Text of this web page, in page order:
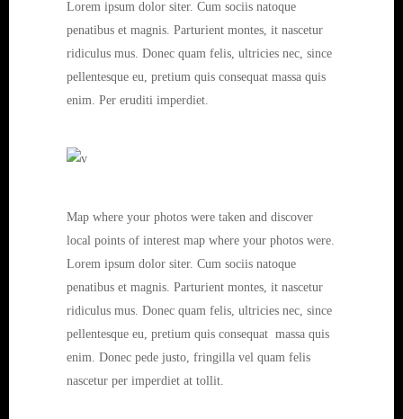
Lorem ipsum dolor siter. Cum sociis natoque
penatibus et magnis. Parturient montes, it nascetur
ridiculus mus. Donec quam felis, ultricies nec, since
pellentesque eu, pretium quis consequat massa quis
enim. Per eruditi imperdiet.
Map where your photos were taken and discover
local points of interest map where your photos were.
Lorem ipsum dolor siter. Cum sociis natoque
penatibus et magnis. Parturient montes, it nascetur
ridiculus mus. Donec quam felis, ultricies nec, since
pellentesque eu, pretium quis consequat massa quis
enim. Donec pede justo, fringilla vel quam felis
nascetur per imperdiet at tollit.